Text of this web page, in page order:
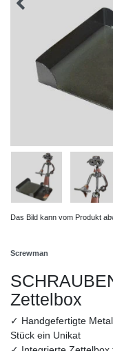
Das Bild kann vom Produkt
Screwman
Zettelbox
✓ Handgefertigte
Stück ein Unikat